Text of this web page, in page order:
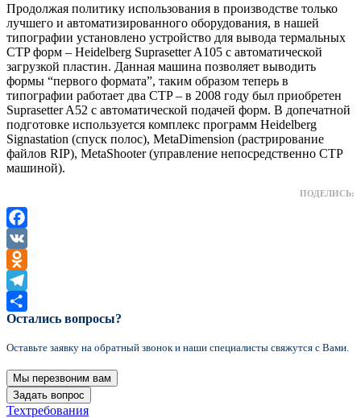
Продолжая политику использования в производстве только
лучшего и автоматизированного оборудования, в нашей
типографии установлено устройство для вывода термальных
CTP форм – Heidelberg Suprasetter A105 с автоматической
загрузкой пластин. Данная машина позволяет выводить
формы “первого формата”, таким образом теперь в
типографии работает два CTP – в 2008 году был приобретен
Suprasetter A52 с автоматической подачей форм. В допечатной
подготовке используется комплекс программ Heidelberg
Signastation (спуск полос), MetaDimension (растрирование
файлов RIP), MetaShooter (управление непосредственно CTP
машиной).
ПОДЕЛИСЬ:
Facebook
VK
Odnoklassniki
Telegram
Отправить
Остались вопросы?
Оставьте заявку на обратный звонок и наши специалисты свяжутся с Вами.
Мы перезвоним вам
Задать вопрос
Техтребования